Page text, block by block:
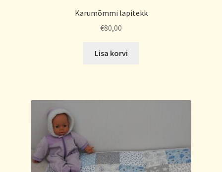
Karumõmmi lapitekk
€80,00
Lisa korvi